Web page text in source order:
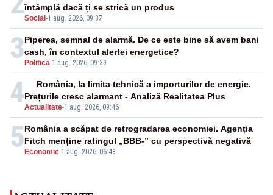
Social -1 aug. 2026, 09:37
întâmplă dacă ți se strică un produs
3 Politica-1 aug. 2026, 09:39
Piperea, semnal de alarmă. De ce este bine să avem bani
cash, în contextul alertei energetice?
4Actualitate-1 aug. 2026, 09:46
România, la limita tehnică a importurilor de energie.
Prețurile cresc alarmant - Analiză Realitatea Plus
5 Economie-1 aug. 2026, 06:48
România a scăpat de retrogradarea economiei. Agenția
Fitch menține ratingul „BBB-” cu perspectivă negativă